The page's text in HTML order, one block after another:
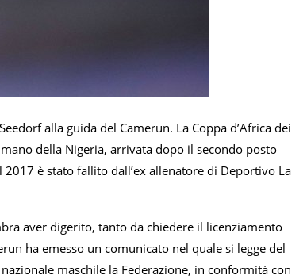
alla guida del Camerun. La Coppa d’Africa dei
della Nigeria, arrivata dopo il secondo posto
è stato fallito dall’ex allenatore di Deportivo La
aver digerito, tanto da chiedere il licenziamento
ha emesso un comunicato nel quale si legge del
maschile la Federazione, in conformità con